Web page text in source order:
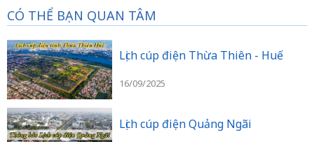
CÓ THỂ BẠN QUAN TÂM
Lịch cúp điện Thừa Thiên - Huế
16/09/2025
Lịch cúp điện Quảng Ngãi